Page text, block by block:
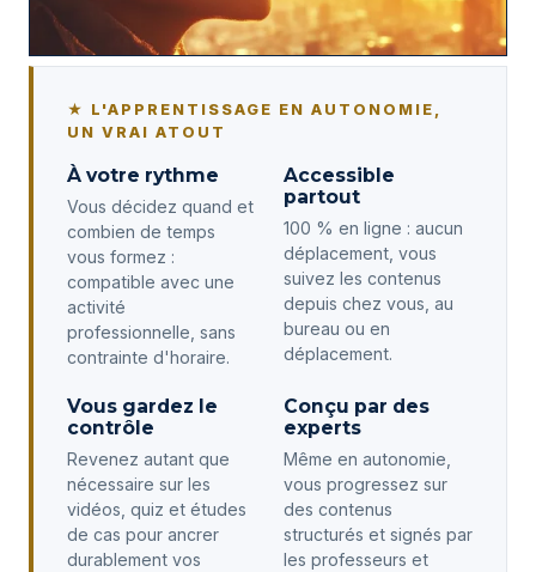
★ L'APPRENTISSAGE EN AUTONOMIE,
UN VRAI ATOUT
À votre rythme
Vous décidez quand et
combien de temps
vous formez :
compatible avec une
activité
professionnelle, sans
contrainte d'horaire.
Accessible
partout
100 % en ligne : aucun
déplacement, vous
suivez les contenus
depuis chez vous, au
bureau ou en
déplacement.
Vous gardez le
contrôle
Revenez autant que
nécessaire sur les
vidéos, quiz et études
de cas pour ancrer
durablement vos
Conçu par des
experts
Même en autonomie,
vous progressez sur
des contenus
structurés et signés par
les professeurs et